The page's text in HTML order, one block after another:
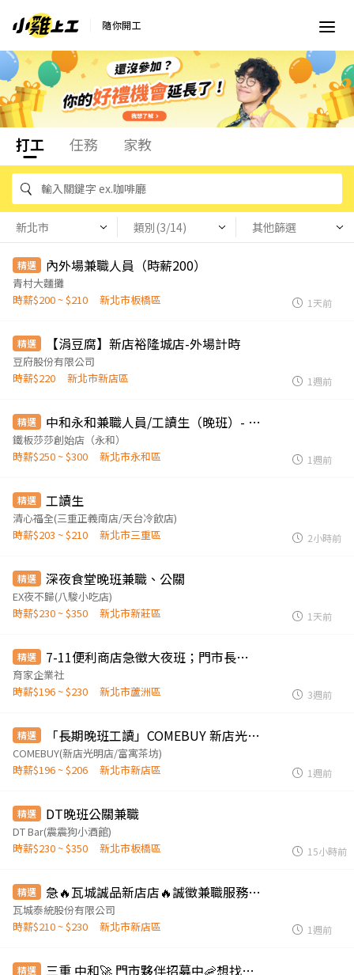
隨你開工
打工 任務 家教
新北市 類別(3/14) 其他篩選
精選 內外場兼職人員（時薪200）
青村大麵攤
時薪$200 ~ $210
新北市板橋區 1天前
精選 【涓豆腐】新店裕隆城店-外場計時
豆府股份有限公司
時薪$220
新北市新店區 1週前
精選 中和永和兼職人員/工讀生（晚班）- 長期
鐵板莎莎創始店（永和）
時薪$250 ~ $300
新北市永和區 1週前
精選 工讀生
清心福全(三重正義南店/天台冷飲店)
時薪$203 ~ $210
新北市三重區 2小時前
精選 深夜食堂晚班兼職、公關
EX夜不歸(八駿小吃店)
時薪$230 ~ $350
新北市新莊區 1天前
精選 7-11便利商店急徵大夜班；門市長期工作夥伴早班；午班；大夜班
育家企業社
時薪$196 ~ $230
新北市蘆洲區 3週前
精選 「長期晚班工讀」COMEBUY 新店光明店
COMEBUY(新店光明店/富寓茶坊)
時薪$196 ~ $206
新北市新店區 1週前
精選 DT晚班公關兼職
DT Bar(震震狗小酒館)
時薪$230 ~ $350
新北市板橋區 15小時前
精選 急🔥瓦城誠品新店店🔥誠徵兼職服務人員
瓦城泰統股份有限公司
時薪$210 ~ $230
新北市新店區 1週前
精選 三重 中和🚀 門市夥伴招募中🦐想找穩定工作嗎？⭐ 固定班別＋完整培訓＋油資補貼！